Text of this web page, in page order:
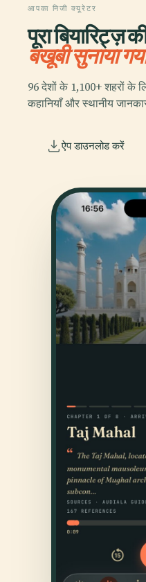
आपका निजी क्यूरेटर
पूरा बियारिट्ज़
बखूबी सुनाया
96 देशों के 1,100+ शहरों के
कहानियाँ और स्थानीय
ऐप डाउनलोड करें